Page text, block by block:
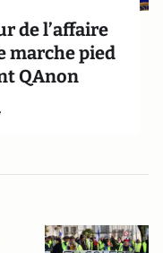
de l’affaire
marche pied
QAnon